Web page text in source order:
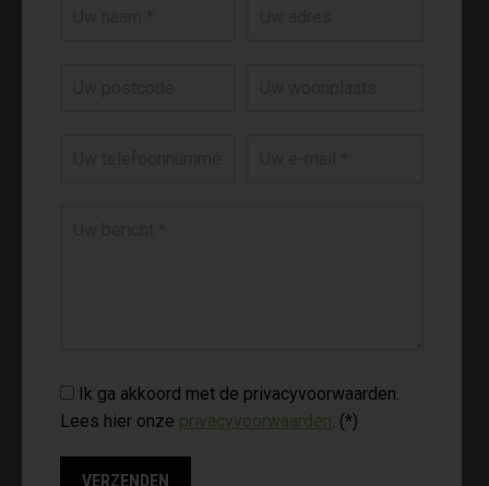
Ik ga akkoord met de privacyvoorwaarden.
Lees hier onze privacyvoorwaarden. (*)